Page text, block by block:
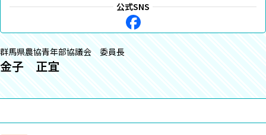
公式SNS
群馬県農協青年部協議会 委員長
金子 正宜